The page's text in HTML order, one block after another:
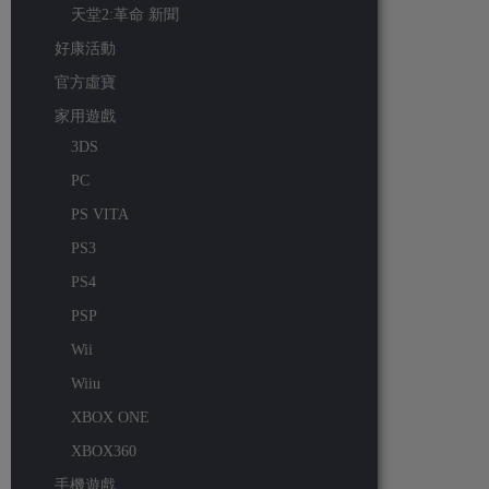
天堂2:革命 新聞
好康活動
官方虛寶
家用遊戲
3DS
PC
PS VITA
PS3
PS4
PSP
Wii
Wiiu
XBOX ONE
XBOX360
手機遊戲